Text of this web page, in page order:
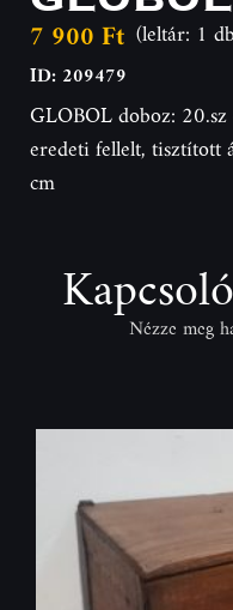
7 900 Ft (leltár: 1
ID: 209479
GLOBOL doboz: 20.sz
eredeti fellelt, tisztított
cm
Nézze meg